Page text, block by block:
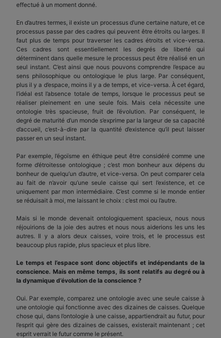
effectué à un moment donné.
En d’autres termes, il existe un processus d’une certaine nature, et ce
processus passe par des cadres qui peuvent être étroits ou larges. Il
faut plus de temps pour traverser les cadres étroits et vice-versa.
Ces cadres sont essentiellement les degrés de liberté qui
déterminent dans quelle mesure le processus peut être réalisé en un
seul instant. C’est ainsi que nous pouvons comprendre l’espace au
sens philosophique ou ontologique le plus large. Par conséquent,
plus il y a d’espace, moins il y a de temps, et vice-versa. À cet égard,
l’idéal est l’absence totale de temps, lorsque le processus peut se
réaliser pleinement en une seule fois. Mais cela nécessite une
ontologie très spacieuse, fruit de l’évolution. Par conséquent, le
degré de maturité d’un monde s’exprime par la largeur de sa capacité
d’accueil, c’est-à-dire par la quantité d’existence qu’il peut laisser
passer en un seul instant.
Par exemple, l’égoïsme en éthique peut être considéré comme une
forme d’étroitesse ontologique ; c’est mon bonheur aux dépens du
bonheur de quelqu’un d’autre, et vice-versa. On peut comparer cela
au fait de n’avoir qu’une seule caisse qui sert l’existence, et ce
uniquement par mon intermédiaire. C’est comme si le monde entier
se réduisait à moi, me laissant le choix : c’est moi ou l’autre.
Mais si le monde devenait ontologiquement spacieux, nous nous
réjouirions de la joie des autres et nous nous aiderions les uns les
autres. Il y a alors deux caisses, voire trois, et le processus est
beaucoup plus rapide, plus spacieux et plus libre.
Le temps et l’espace sont donc objectifs et indépendants de la
conscience. Mais en même temps, ils sont relatifs au degré ou à
la dynamique d’évolution de la conscience ?
Oui. Par exemple, comparez une ontologie avec une seule caisse à
une ontologie qui fonctionne avec des dizaines de caisses. Quelque
chose qui, dans l’ontologie à une caisse, appartiendrait au futur, pour
l’esprit qui gère des dizaines de caisses, existerait maintenant ; cet
esprit verrait le futur comme le présent.